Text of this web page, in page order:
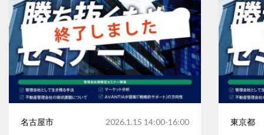
名古屋市 2026.1.15 14:00-16:00 東京都